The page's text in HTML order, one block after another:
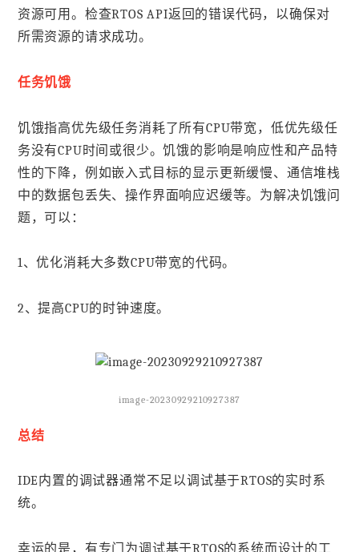
资源可用。检查RTOS API返回的错误代码，以确保对
所需资源的请求成功。
任务饥饿
饥饿指高优先级任务消耗了所有CPU带宽，低优先级任
务没有CPU时间或很少。饥饿的影响是响应性和产品特
性的下降，例如嵌入式目标的显示更新缓慢、通信堆栈
中的数据包丢失、操作界面响应迟缓等。为解决饥饿问
题，可以：
1、优化消耗大多数CPU带宽的代码。
2、提高CPU的时钟速度。
image-20230929210927387
总结
IDE内置的调试器通常不足以调试基于RTOS的实时系
统。
幸运的是，有专门为调试基于RTOS的系统而设计的工